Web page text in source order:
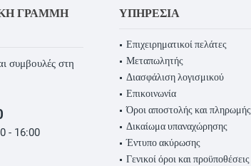
ΓΡΑΜΜΉ
συμβουλές στη
- 16:00
ΥΠΗΡΕΣΊΑ
Επιχειρηματικοί πελάτες
Μεταπωλητής
Διασφάλιση λογισμικού
Επικοινωνία
Όροι αποστολής και πληρωμής
Δικαίωμα υπαναχώρησης
Έντυπο ακύρωσης
Γενικοί όροι και προϋποθέσεις